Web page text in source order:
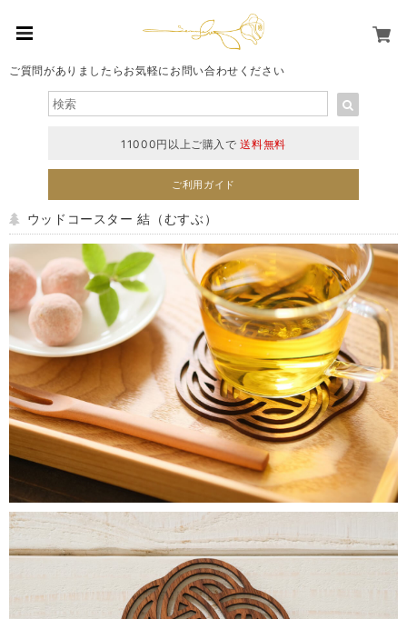
ご質問がありましたらお気軽にお問い合わせください
11000円以上ご購入で送料無料
ご利用ガイド
ウッドコースター 結（むすぶ）